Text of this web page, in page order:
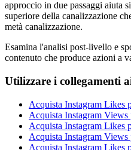
approccio in due passaggi aiuta
superiore della canalizzazione
metà canalizzazione.
Esamina l'analisi post-livello e
contenuto che produce azioni a
Utilizzare i collegamenti
Acquista Instagram Likes
Acquista Instagram Views
Acquista Instagram Likes
Acquista Instagram Views
Acquista Instagram Likes